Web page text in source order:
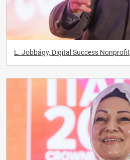
L. Jobbágy, Digital Success